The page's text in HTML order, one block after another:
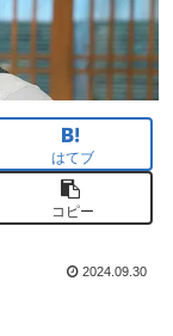
はてブ
コピー
2024.09.30